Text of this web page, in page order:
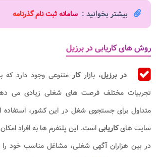
بیشتر بخوانید : سامانه ثبت نام گذرنامه
روش های کاریابی در برزیل
در برزیل، بازارکارمتنوعی وجود دارد که
تجربیات مختلف فرصت های شغلی زیادی می
متداول برای جستجوی شغل در این کشور، استفاده
سایت هایکاریابیاست. این پلتفرم ها به افراد
در بین هزاران آگهی شغلی، مشاغل مناسب خود را